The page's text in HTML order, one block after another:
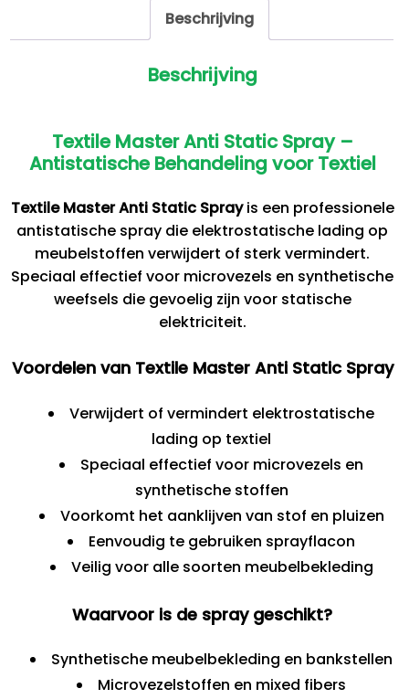
Beschrijving
Beschrijving
Textile Master Anti Static Spray –
Antistatische Behandeling voor Textiel
Textile Master Anti Static Sprayis een professionele
antistatische spray die elektrostatische lading op
meubelstoffen verwijdert of sterk vermindert.
Speciaal effectief voor microvezels en synthetische
weefsels die gevoelig zijn voor statische
elektriciteit.
Voordelen van Textile Master Anti Static Spray
Verwijdert of vermindert elektrostatische
lading op textiel
Speciaal effectief voor microvezels en
synthetische stoffen
Voorkomt het aanklijven van stof en pluizen
Eenvoudig te gebruiken sprayflacon
Veilig voor alle soorten meubelbekleding
Waarvoor is de spray geschikt?
Synthetische meubelbekleding en bankstellen
Microvezelstoffen en mixed fibers